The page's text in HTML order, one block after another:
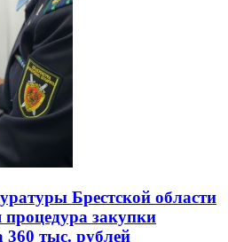
Брестской области
процедура закупки
тыс. рублей